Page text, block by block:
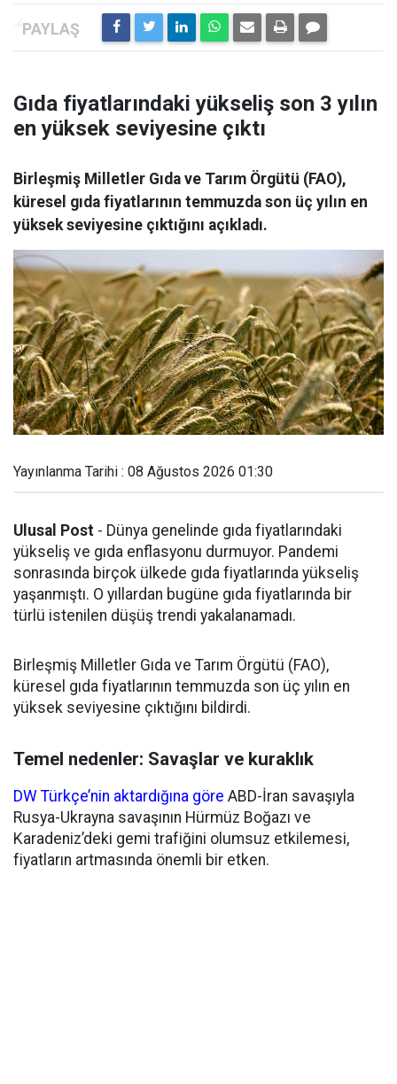
Gıda fiyatlarındaki yükseliş son 3 yılın
en yüksek seviyesine çıktı
Birleşmiş Milletler Gıda ve Tarım Örgütü (FAO),
küresel gıda fiyatlarının temmuzda son üç yılın en
yüksek seviyesine çıktığını açıkladı.
Yayınlanma Tarihi : 08 Ağustos 2026 01:30
Ulusal Post - Dünya genelinde gıda fiyatlarındaki
yükseliş ve gıda enflasyonu durmuyor. Pandemi
sonrasında birçok ülkede gıda fiyatlarında yükseliş
yaşanmıştı. O yıllardan bugüne gıda fiyatlarında bir
türlü istenilen düşüş trendi yakalanamadı.
Birleşmiş Milletler Gıda ve Tarım Örgütü (FAO),
küresel gıda fiyatlarının temmuzda son üç yılın en
yüksek seviyesine çıktığını bildirdi.
Temel nedenler: Savaşlar ve kuraklık
DW Türkçe’nin aktardığına göre ABD-İran savaşıyla
Rusya-Ukrayna savaşının Hürmüz Boğazı ve
Karadeniz’deki gemi trafiğini olumsuz etkilemesi,
fiyatların artmasında önemli bir etken.